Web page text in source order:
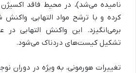
نامیده می‌شد)، در محیط فاقد
کرده و با ترشح مواد التهابی،
برمی‌انگیزد. این واکنش التهابی
تشکیل کیست‌های دردناک می‌شود.
تغییرات هورمونی، به ویژه در دوران